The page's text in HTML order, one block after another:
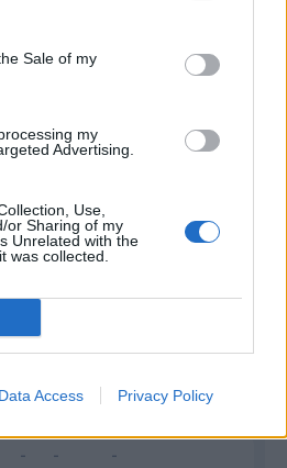
Sale of my
my
Advertising.
Use,
or Sharing of my
Unrelated with the
was collected.
Data Access Privacy Policy
Entrato Bonus/Malus